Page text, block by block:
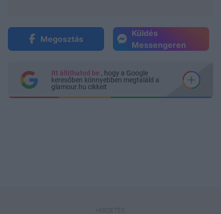
Megosztás
Küldés
Messengeren
Itt állíthatod be , hogy a Google
keresőben könnyebben megtaláld a
glamour.hu cikkeit